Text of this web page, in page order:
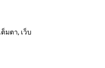
มตา, เว็บ